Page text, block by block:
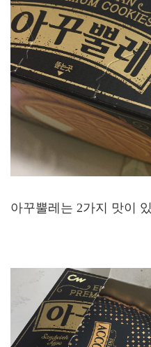
아꾸뿔레는 2가지 맛이